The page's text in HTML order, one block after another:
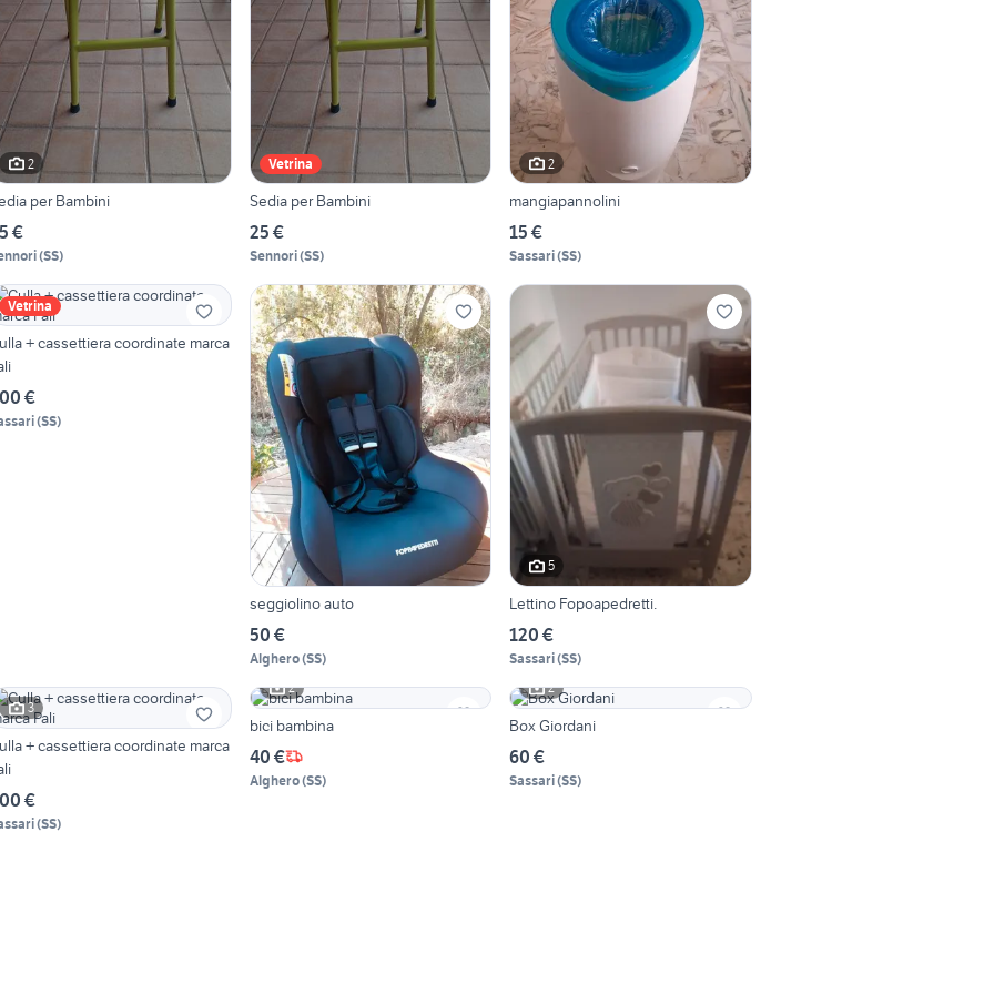
2
per Bambini
€
(SS)
Vetrina
Sedia per Bambini
25 €
Sennori(SS)
2
mangiapannolini
15 €
Sassari(SS)
Vetrina
+ cassettiera coordinate marca
€
(SS)
seggiolino auto
50 €
Alghero(SS)
5
Lettino Fopoapedretti.
120 €
Sassari(SS)
3
+ cassettiera coordinate marca
€
(SS)
2
bici bambina
40 €
Alghero(SS)
2
Box Giordani
60 €
Sassari(SS)